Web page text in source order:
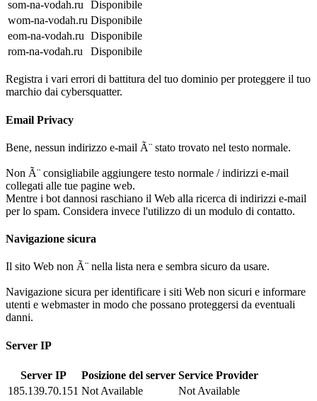
som-na-vodah.ru Disponibile
wom-na-vodah.ru Disponibile
eom-na-vodah.ru Disponibile
rom-na-vodah.ru
Disponibile
Registra i vari errori di battitura del tuo dominio per proteggere il tuo
marchio dai cybersquatter.
Email Privacy
Bene, nessun indirizzo e-mail Ã¨ stato trovato nel testo normale.
Non Ã¨ consigliabile aggiungere testo normale / indirizzi e-mail
collegati alle tue pagine web.
Mentre i bot dannosi raschiano il Web alla ricerca di indirizzi e-mail
per lo spam. Considera invece l'utilizzo di un modulo di contatto.
Navigazione sicura
Il sito Web non Ã¨ nella lista nera e sembra sicuro da usare.
Navigazione sicura per identificare i siti Web non sicuri e informare
utenti e webmaster in modo che possano proteggersi da eventuali
danni.
Server IP
Server IP Posizione del server Service Provider
185.139.70.151 Not Available Not Available